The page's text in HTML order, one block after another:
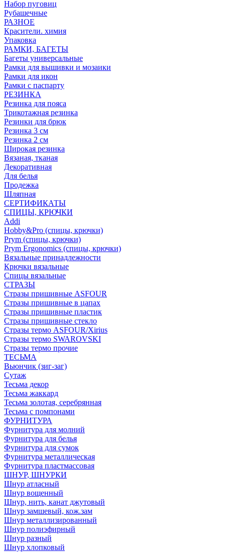
Набор пуговиц
Рубашечные
РАЗНОЕ
Красители. химия
Упаковка
РАМКИ, БАГЕТЫ
Багеты универсальные
Рамки для вышивки и мозаики
Рамки для икон
Рамки с паспарту
РЕЗИНКА
Резинка для пояса
Трикотажная резинка
Резинки для брюк
Резинка 3 см
Резинка 2 см
Широкая резинка
Вязаная, тканая
Декоративная
Для белья
Продежка
Шляпная
СЕРТИФИКАТЫ
СПИЦЫ, КРЮЧКИ
Addi
Hobby&Pro (спицы, крючки)
Prym (спицы, крючки)
Prym Ergonomics (спицы, крючки)
Вязальные принадлежности
Крючки вязальные
Спицы вязальные
СТРАЗЫ
Стразы пришивные ASFOUR
Стразы пришивные в цапах
Стразы пришивные пластик
Стразы пришивные стекло
Стразы термо ASFOUR/Xirius
Стразы термо SWAROVSKI
Стразы термо прочие
ТЕСЬМА
Вьюнчик (зиг-заг)
Сутаж
Тесьма декор
Тесьма жаккард
Тесьма золотая, серебрянная
Тесьма с помпонами
ФУРНИТУРА
Фурнитура для молний
Фурнитура для белья
Фурнитура для сумок
Фурнитура металлическая
Фурнитура пластмассовая
ШНУР, ШНУРКИ
Шнур атласный
Шнур вощенный
Шнур, нить, канат джутовый
Шнур замшевый, кож.зам
Шнур металлизированный
Шнур полиэфирный
Шнур разный
Шнур хлопковый